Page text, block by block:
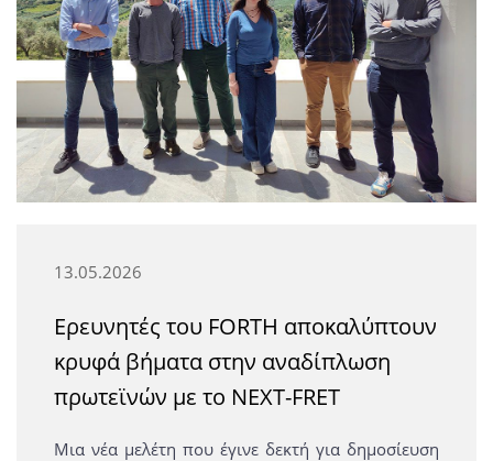
13.05.2026
Ερευνητές του FORTH αποκαλύπτουν
κρυφά βήματα στην αναδίπλωση
πρωτεϊνών με το NEXT-FRET
Μια νέα μελέτη που έγινε δεκτή για δημοσίευση